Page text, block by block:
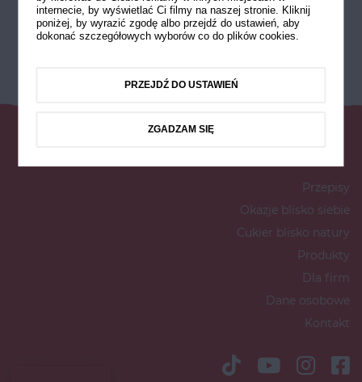
Przepisy
Okazje blisko siebie
Cukier blisko natury
Produkty
Dla firm
Dane osobowe
Kontakt
internecie, by wyświetlać Ci filmy na naszej stronie. Kliknij
poniżej, by wyrazić zgodę albo przejdź do ustawień, aby
dokonać szczegółowych wyborów co do plików cookies.
PRZEJDŹ DO USTAWIEŃ
ZGADZAM SIĘ